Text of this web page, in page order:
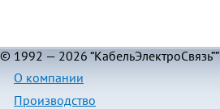
© 1992 — 2026 “КабельЭлектроСвязь””
О компании
Производство